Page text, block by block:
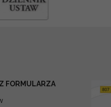
FORMULARZA